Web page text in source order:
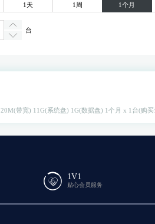
1天 1周 1个月
台
20M(带宽) 11G(系统盘) 1G(数据盘) 1个月 x 1台(购买
1V1
贴心会员服务